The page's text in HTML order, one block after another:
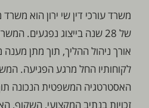
משרד עורכי דין שי ירון הוא משרד
של 28 שנה בייצוג נפגעים.
אורך ניהול ההליך, תוך מתן מענה
לקוחותיו החל מרגע הפגיעה.
האסטרטגיה המשפטית הנכונה תוך
זכויות בנתיב המקצועי, השקוף,